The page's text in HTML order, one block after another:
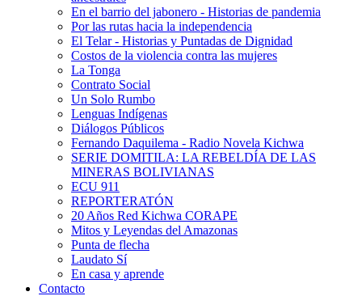
En el barrio del jabonero - Historias de pandemia
Por las rutas hacia la independencia
El Telar - Historias y Puntadas de Dignidad
Costos de la violencia contra las mujeres
La Tonga
Contrato Social
Un Solo Rumbo
Lenguas Indígenas
Diálogos Públicos
Fernando Daquilema - Radio Novela Kichwa
SERIE DOMITILA: LA REBELDÍA DE LAS
MINERAS BOLIVIANAS
ECU 911
REPORTERATÓN
20 Años Red Kichwa CORAPE
Mitos y Leyendas del Amazonas
Punta de flecha
Laudato Sí
En casa y aprende
Contacto